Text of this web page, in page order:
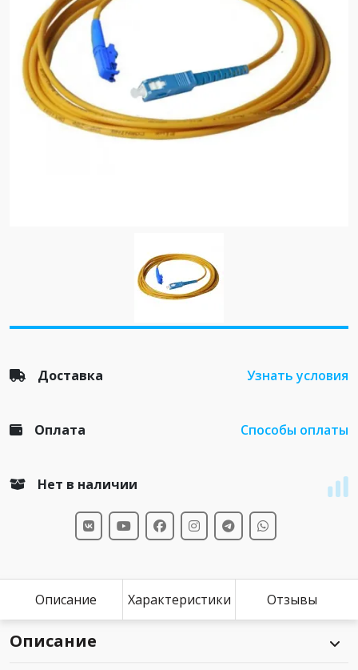
Доставка Узнать условия
Оплата Способы оплаты
Нет в наличии
Описание Характеристики Отзывы
Описание